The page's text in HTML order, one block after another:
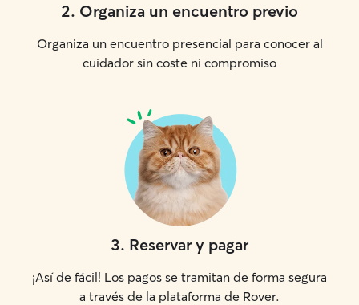
2. Organiza un encuentro previo
Organiza un encuentro presencial para conocer al
cuidador sin coste ni compromiso
3. Reservar y pagar
¡Así de fácil! Los pagos se tramitan de forma segura
a través de la plataforma de Rover.